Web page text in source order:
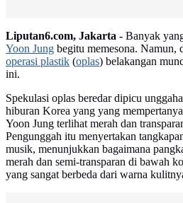
Liputan6.com, Jakarta - Banyak
Yoon Jung begitu memesona. Namun,
operasi plastik (oplas) belakangan
ini.
Spekulasi oplas beredar dipicu
hiburan Korea yang yang
Yoon Jung terlihat merah dan
Pengunggah itu menyertakan
musik, menunjukkan bagaimana
merah dan semi-transparan di bawah
yang sangat berbeda dari warna